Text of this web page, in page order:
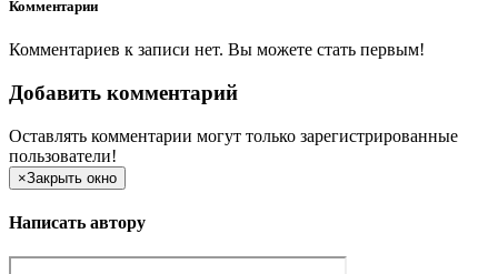
Комментарии
Комментариев к записи нет. Вы можете стать первым!
Добавить комментарий
Оставлять комментарии могут только зарегистрированные
пользователи!
×Закрыть окно
Написать автору